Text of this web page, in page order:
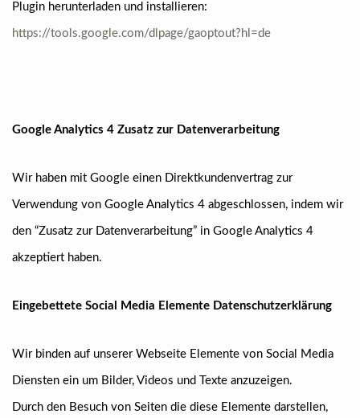
Plugin herunterladen und installieren:
https://tools.google.com/dlpage/gaoptout?hl=de
Google Analytics 4 Zusatz zur Datenverarbeitung
Wir haben mit Google einen Direktkundenvertrag zur
Verwendung von Google Analytics 4 abgeschlossen, indem wir
den “Zusatz zur Datenverarbeitung” in Google Analytics 4
akzeptiert haben.
Eingebettete Social Media Elemente Datenschutzerklärung
Wir binden auf unserer Webseite Elemente von Social Media
Diensten ein um Bilder, Videos und Texte anzuzeigen.
Durch den Besuch von Seiten die diese Elemente darstellen,